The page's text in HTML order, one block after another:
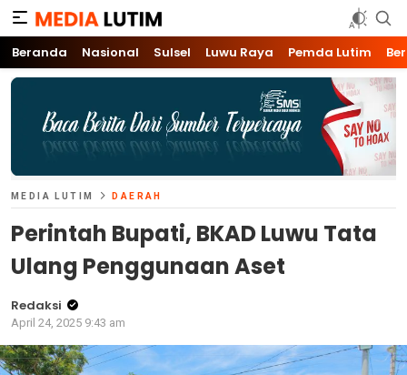
Media Lutim
Info untuk Lutim
Beranda Nasional Sulsel Luwu Raya Pemda Lutim
MEDIA LUTIM DAERAH
Perintah Bupati, BKAD Luwu Tata
Ulang Penggunaan Aset
Redaksi
April 24, 2025 9:43 am